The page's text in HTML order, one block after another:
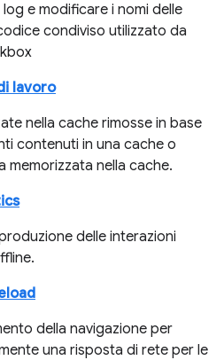
e modificare i nomi delle
condiviso utilizzato da
lavoro
nella cache rimosse in base
contenuti in una cache o
memorizzata nella cache.
delle interazioni
della navigazione per
una risposta di rete per le